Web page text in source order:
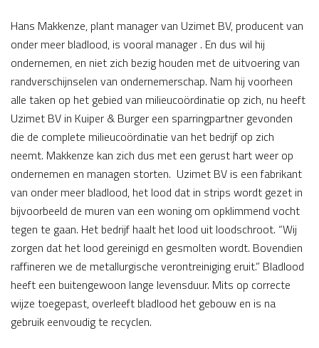
Hans Makkenze, plant manager van Uzimet BV, producent van
onder meer bladlood, is vooral manager . En dus wil hij
ondernemen, en niet zich bezig houden met de uitvoering van
randverschijnselen van ondernemerschap. Nam hij voorheen
alle taken op het gebied van milieucoördinatie op zich, nu heeft
Uzimet BV in Kuiper & Burger een sparringpartner gevonden
die de complete milieucoördinatie van het bedrijf op zich
neemt. Makkenze kan zich dus met een gerust hart weer op
ondernemen en managen storten. Uzimet BV is een fabrikant
van onder meer bladlood, het lood dat in strips wordt gezet in
bijvoorbeeld de muren van een woning om opklimmend vocht
tegen te gaan. Het bedrijf haalt het lood uit loodschroot. “Wij
zorgen dat het lood gereinigd en gesmolten wordt. Bovendien
raffineren we de metallurgische verontreiniging eruit.” Bladlood
heeft een buitengewoon lange levensduur. Mits op correcte
wijze toegepast, overleeft bladlood het gebouw en is na
gebruik eenvoudig te recyclen.